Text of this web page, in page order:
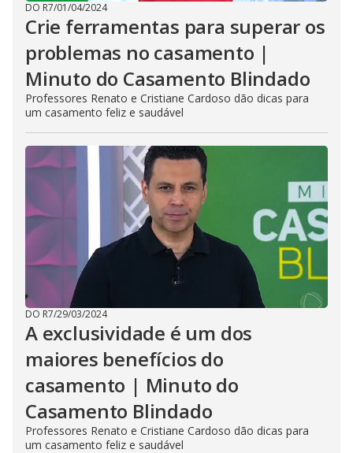
DO R7/01/04/2024
Crie ferramentas para superar os
problemas no casamento |
Minuto do Casamento Blindado
Professores Renato e Cristiane Cardoso dão dicas para
um casamento feliz e saudável
DO R7/29/03/2024
A exclusividade é um dos
maiores benefícios do
casamento | Minuto do
Casamento Blindado
Professores Renato e Cristiane Cardoso dão dicas para
um casamento feliz e saudável